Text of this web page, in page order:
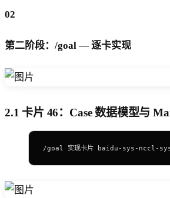
02
第二阶段：/goal — 逐卡实现
2.1 卡片 46：Case 数据模型与
/goal 实现卡片 baidu-sys-nccl-